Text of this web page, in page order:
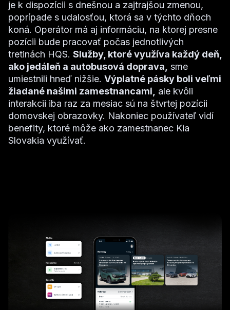
je k dispozícii s dnešnou a zajtrajšou zmenou,
poprípade s udalosťou, ktorá sa v týchto dňoch
koná. Operátor má aj informáciu, na ktorej presne
pozícii bude pracovať počas jednotlivých
tretinách HQS. Služby, ktoré využíva každý deň,
ako jedáleň a autobusová doprava, sme
umiestnili hneď nižšie. Výplatné pásky boli veľmi
žiadané našimi zamestnancami, ale kvôli
interakcii iba raz za mesiac sú na štvrtej pozícii
domovskej obrazovky. Nakoniec používateľ vidí
benefity, ktoré môže ako zamestnanec Kia
Slovakia využívať.